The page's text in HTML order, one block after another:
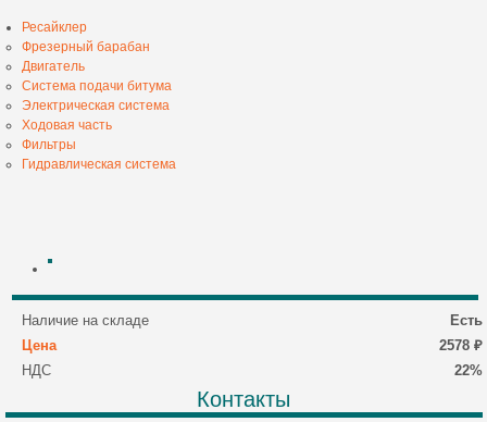
Ресайклер
Фрезерный барабан
Двигатель
Система подачи битума
Электрическая система
Ходовая часть
Фильтры
Гидравлическая система
Наличие на складе
Есть
Цена
2578 ₽
НДС
22%
Контакты